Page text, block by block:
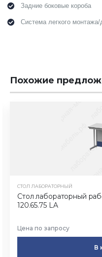
Задние боковые короба
Система легкого
Похожие
СТОЛ ЛАБОРАТОРНЫЙ
Стол лабораторный
120.65.75 LA
Цена по запросу
В